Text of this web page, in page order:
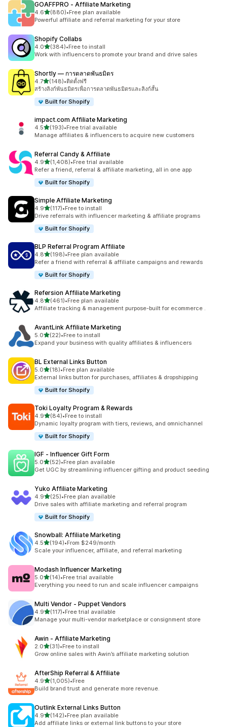
GOAFFPRO ‑ Affiliate Marketing
4.6เต็ม 5 ดาว
(880)
ทั้งหมด 880 รีวิว
•Free plan available
Powerful affiliate and referral marketing for your store
Shopify Collabs
4.0เต็ม 5 ดาว
(384)
ทั้งหมด 384 รีวิว
•Free to install
Work with influencers to promote your brand and drive sales
Shortly — การตลาดพันธมิตร
4.7เต็ม 5 ดาว
(148)
ทั้งหมด 148 รีวิว
•ติดตั้งฟรี
สร้างลิงก์พันธมิตรเพื่อการตลาดพันธมิตรและลิงก์สั้น
Built for Shopify
impact.com Affiliate Marketing
4.5เต็ม 5 ดาว
(193)
ทั้งหมด 193 รีวิว
•Free trial available
Manage affiliates & influencers to acquire new customers
Referral Candy & Affiliate
4.9เต็ม 5 ดาว
(1,408)
ทั้งหมด 1408 รีวิว
•Free trial available
Refer a friend, referral & affiliate marketing, all in one app
Built for Shopify
Simple Affiliate Marketing
4.9เต็ม 5 ดาว
(117)
ทั้งหมด 117 รีวิว
•Free to install
Drive referrals with influencer marketing & affiliate programs
Built for Shopify
BLP Referral Program Affiliate
4.8เต็ม 5 ดาว
(198)
ทั้งหมด 198 รีวิว
•Free plan available
Refer a friend with referral & affiliate campaigns and rewards
Built for Shopify
Refersion Affiliate Marketing
4.8เต็ม 5 ดาว
(461)
ทั้งหมด 461 รีวิว
•Free plan available
Affiliate tracking & management purpose-built for ecommerce .
AvantLink Affiliate Marketing
5.0เต็ม 5 ดาว
(22)
ทั้งหมด 22 รีวิว
•Free to install
Expand your business with quality affiliates & influencers
BL External Links Button
5.0เต็ม 5 ดาว
(18)
ทั้งหมด 18 รีวิว
•Free plan available
External links button for purchases, affiliates & dropshipping
Built for Shopify
Toki Loyalty Program & Rewards
4.9เต็ม 5 ดาว
(84)
ทั้งหมด 84 รีวิว
•Free to install
Dynamic loyalty program with tiers, reviews, and omnichannel
Built for Shopify
IGF ‑ Influencer Gift Form
5.0เต็ม 5 ดาว
(52)
ทั้งหมด 52 รีวิว
•Free plan available
Get UGC by streamlining influencer gifting and product seeding
Yuko Affiliate Marketing
4.9เต็ม 5 ดาว
(25)
ทั้งหมด 25 รีวิว
•Free plan available
Drive sales with affiliate marketing and referral program
Built for Shopify
Snowball: Affiliate Marketing
4.5เต็ม 5 ดาว
(194)
ทั้งหมด 194 รีวิว
•From $249/month
Scale your influencer, affiliate, and referral marketing
Modash Influencer Marketing
5.0เต็ม 5 ดาว
(14)
ทั้งหมด 14 รีวิว
•Free trial available
Everything you need to run and scale influencer campaigns
Multi Vendor ‑ Puppet Vendors
4.9เต็ม 5 ดาว
(117)
ทั้งหมด 117 รีวิว
•Free trial available
Manage your multi-vendor marketplace or consignment store
Awin ‑ Affiliate Marketing
2.0เต็ม 5 ดาว
(31)
ทั้งหมด 31 รีวิว
•Free to install
Grow online sales with Awin’s affiliate marketing solution
AfterShip Referral & Affiliate
4.9เต็ม 5 ดาว
(1,005)
ทั้งหมด 1005 รีวิว
•Free
Build brand trust and generate more revenue.
Outlink External Links Button
4.9เต็ม 5 ดาว
(142)
ทั้งหมด 142 รีวิว
•Free plan available
Add affiliate links or external link buttons to your store